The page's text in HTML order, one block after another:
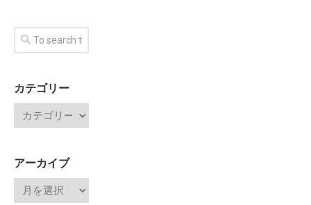
カテゴリー
アーカイブ